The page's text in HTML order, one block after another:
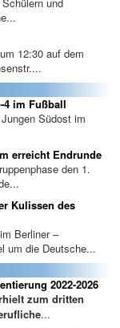
12:30 auf dem
4 im Fußball
Südost im
erreicht Endrunde
den 1.
Kulissen des
Berliner –
um die Deutsche...
2022-2026
zum dritten
...